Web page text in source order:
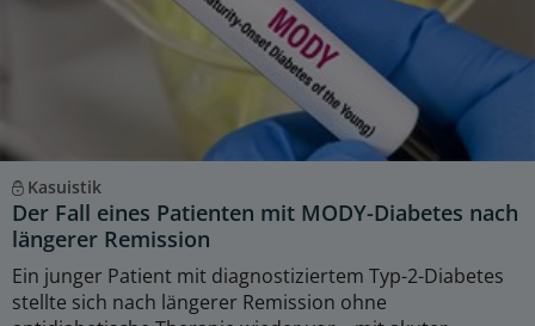
Kasuistik
Der Fall eines Patienten mit MODY-Diabetes nach
längerer Remission
Ein junger Patient mit diagnostiziertem Typ-2-Diabetes
stellte sich nach längerer Remission ohne